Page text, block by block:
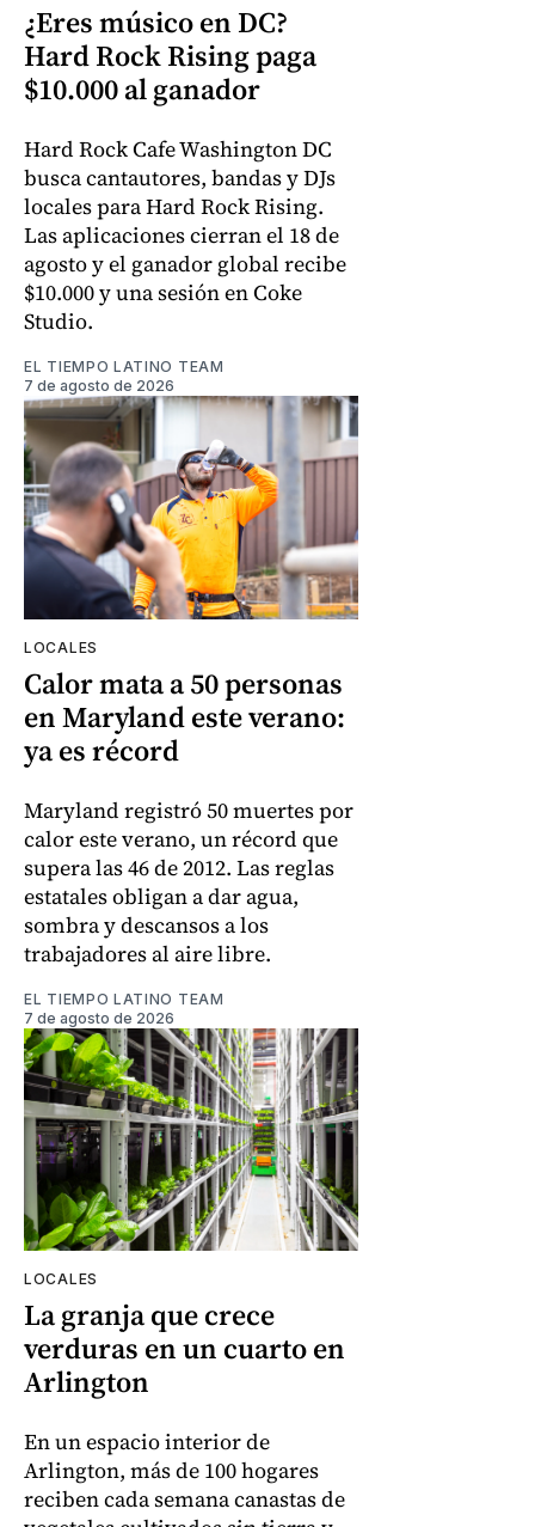
¿Eres músico en DC?
Hard Rock Rising paga
$10.000 al ganador
Hard Rock Cafe Washington DC
busca cantautores, bandas y DJs
locales para Hard Rock Rising.
Las aplicaciones cierran el 18 de
agosto y el ganador global recibe
$10.000 y una sesión en Coke
Studio.
EL TIEMPO LATINO TEAM
7 de agosto de 2026
LOCALES
Calor mata a 50 personas
en Maryland este verano:
ya es récord
Maryland registró 50 muertes por
calor este verano, un récord que
supera las 46 de 2012. Las reglas
estatales obligan a dar agua,
sombra y descansos a los
trabajadores al aire libre.
EL TIEMPO LATINO TEAM
7 de agosto de 2026
LOCALES
La granja que crece
verduras en un cuarto en
Arlington
En un espacio interior de
Arlington, más de 100 hogares
reciben cada semana canastas de